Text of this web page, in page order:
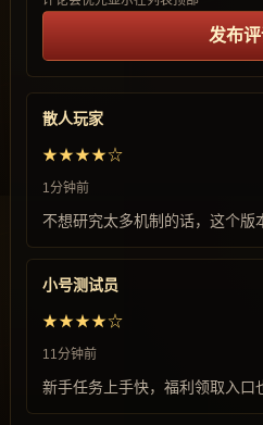
发布
散人玩家
★★★★☆
1分钟前
不想研究太多机制的话，这个版
小号测试员
★★★★☆
11分钟前
新手任务上手快，福利领取入口